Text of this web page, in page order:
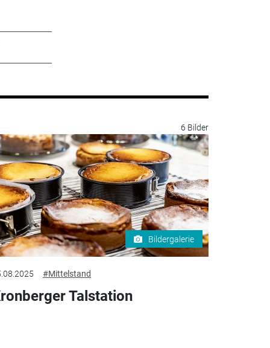
6 Bilder
Bildergalerie
#Mittelstand
Talstation